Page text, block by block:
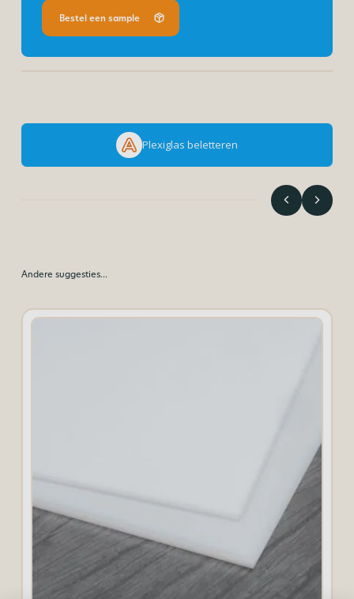
Bestel een sample
Plexiglas beletteren
Andere suggesties…